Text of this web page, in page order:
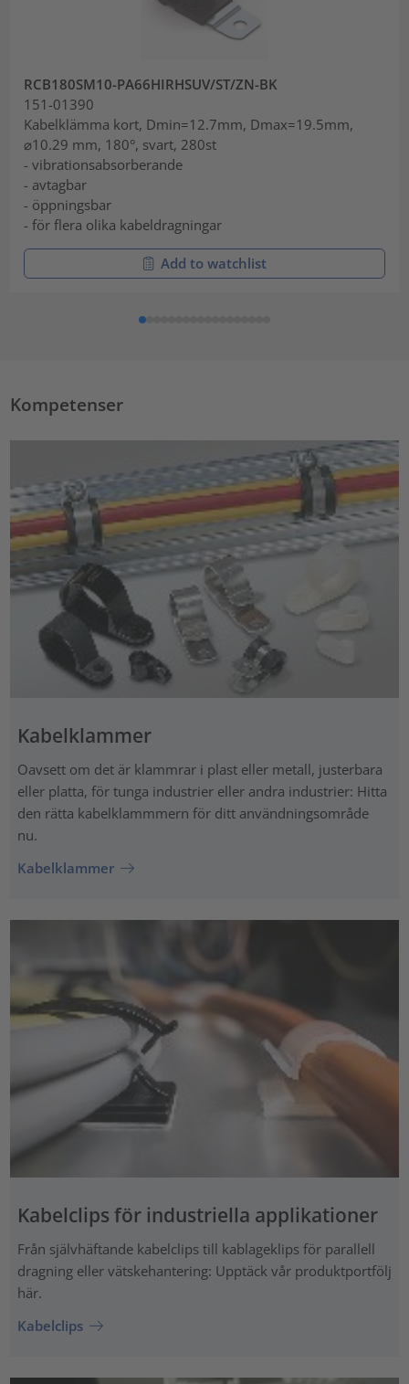
RCB180SM10-PA66HIRHSUV/ST/ZN-BK
151-01390
Kabelklämma kort, Dmin=12.7mm, Dmax=19.5mm,
⌀10.29 mm, 180°, svart, 280st
- vibrationsabsorberande
- avtagbar
- öppningsbar
- för flera olika kabeldragningar
Add to watchlist
Kompetenser
Kabelklammer
Oavsett om det är klammrar i plast eller metall, justerbara
eller platta, för tunga industrier eller andra industrier: Hitta
den rätta kabelklammmern för ditt användningsområde
nu.
Kabelklammer
Kabelclips för industriella applikationer
Från självhäftande kabelclips till kablageklips för parallell
dragning eller vätskehantering: Upptäck vår produktportfölj
här.
Kabelclips